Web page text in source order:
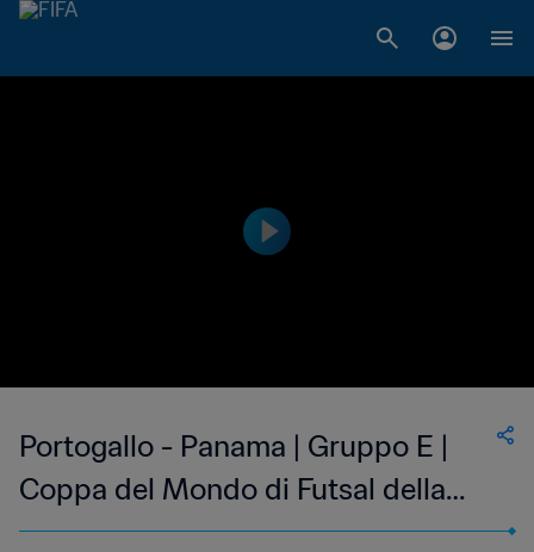
Portogallo - Panama | Gruppo E |
Coppa del Mondo di Futsal della
FIFA Uzbekistan 2024™ | Highlights